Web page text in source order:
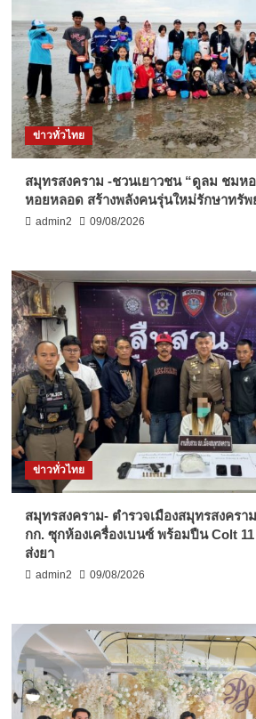
ข่าวทั่วไทย
สมุทรสงคราม -ชวนเยาวชน “ดูลม ชมห
หอยหลอด สร้างพลังคนรุ่นใหม่รักษาทรัพ
admin2 09/08/2026
ข่าวทั่วไทย
สมุทรสงคราม- ตำรวจเมืองสมุทรสงคร
กก. ซุกห้องเครื่องเบนซ์ พร้อมปืน Colt
ส่งยา
admin2 09/08/2026